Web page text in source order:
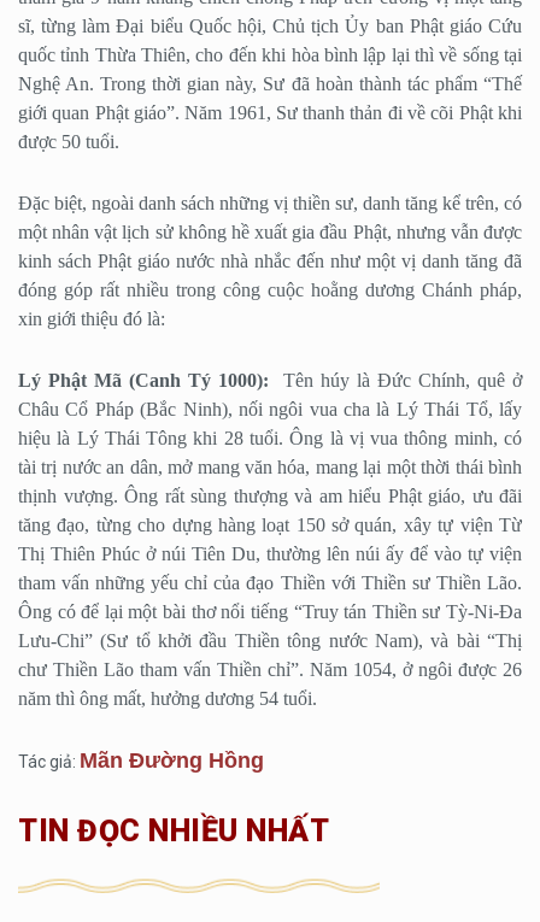
sĩ, từng làm Đại biểu Quốc hội, Chủ tịch Ủy ban Phật giáo Cứu
quốc tỉnh Thừa Thiên, cho đến khi hòa bình lập lại thì về sống tại
Nghệ An. Trong thời gian này, Sư đã hoàn thành tác phẩm “Thế
giới quan Phật giáo”. Năm 1961, Sư thanh thản đi về cõi Phật khi
được 50 tuổi.
Đặc biệt, ngoài danh sách những vị thiền sư, danh tăng kể trên, có
một nhân vật lịch sử không hề xuất gia đầu Phật, nhưng vẫn được
kinh sách Phật giáo nước nhà nhắc đến như một vị danh tăng đã
đóng góp rất nhiều trong công cuộc hoằng dương Chánh pháp,
xin giới thiệu đó là:
Lý Phật Mã (Canh Tý 1000): Tên húy là Đức Chính, quê ở
Châu Cổ Pháp (Bắc Ninh), nối ngôi vua cha là Lý Thái Tổ, lấy
hiệu là Lý Thái Tông khi 28 tuổi. Ông là vị vua thông minh, có
tài trị nước an dân, mở mang văn hóa, mang lại một thời thái bình
thịnh vượng. Ông rất sùng thượng và am hiểu Phật giáo, ưu đãi
tăng đạo, từng cho dựng hàng loạt 150 sở quán, xây tự viện Từ
Thị Thiên Phúc ở núi Tiên Du, thường lên núi ấy để vào tự viện
tham vấn những yếu chỉ của đạo Thiền với Thiền sư Thiền Lão.
Ông có để lại một bài thơ nổi tiếng “Truy tán Thiền sư Tỳ-Ni-Đa
Lưu-Chi” (Sư tổ khởi đầu Thiền tông nước Nam), và bài “Thị
chư Thiền Lão tham vấn Thiền chỉ”. Năm 1054, ở ngôi được 26
năm thì ông mất, hưởng dương 54 tuổi.
Tác giả: Mãn Đường Hồng
TIN ĐỌC NHIỀU NHẤT